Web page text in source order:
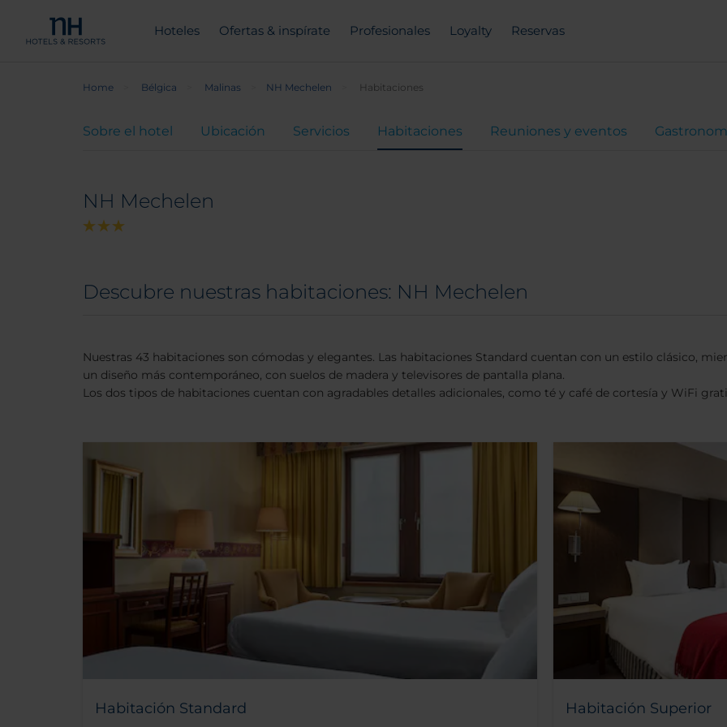
Hoteles Ofertas & inspírate Profesionales Loyalty Reservas
Home Bélgica Malinas NH Mechelen Habitaciones
Sobre el hotel Ubicación Servicios Habitaciones Reuniones y eventos
NH Mechelen
Descubre nuestras habitaciones: NH Mechelen
Nuestras 43 habitaciones son cómodas y elegantes. Las habitaciones Standard cuentan con un estilo clásico,
un diseño más contemporáneo, con suelos de madera y televisores de pantalla plana.
Los dos tipos de habitaciones cuentan con agradables detalles adicionales, como té y café de cortesía y WiFi
Habitación Standard Habitación Superior